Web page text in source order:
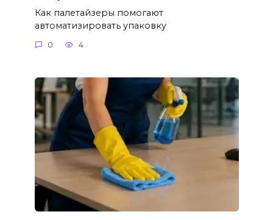
Как палетайзеры помогают
автоматизировать упаковку
0 4